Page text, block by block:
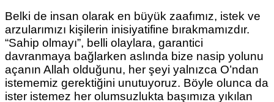
Belki de insan olarak en büyük zaafımız, istek ve
arzularımızı kişilerin inisiyatifine bırakmamızdır.
“Sahip olmayı”, belli olaylara, garantici
davranmaya bağlarken aslında bize nasip yolunu
açanın Allah olduğunu, her şeyi yalnızca O’ndan
istememiz gerektiğini unutuyoruz. Böyle olunca da
ister istemez her olumsuzlukta başımıza yıkılan